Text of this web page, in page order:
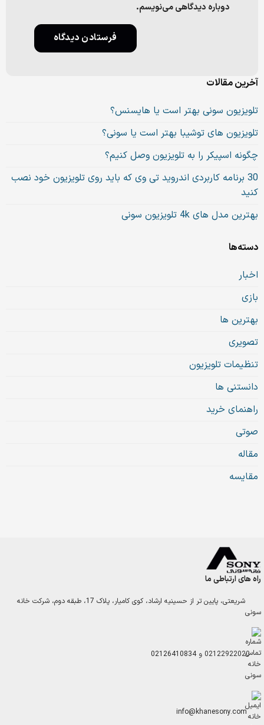
دوباره دیدگاهی می‌نویسم.
آخرین مقالات
تلویزیون سونی بهتر است یا هایسنس؟
تلویزیون های توشیبا بهتر است یا سونی؟
چگونه اسپیکر را به تلویزیون وصل کنیم؟
30 برنامه کاربردی اندروید تی وی که باید روی تلویزیون خود نصب
کنید
بهترین مدل های 4k تلویزیون سونی
دسته‌ها
اخبار
بازی
بهترین ها
تصویری
تنظیمات تلویزیون
دانستنی ها
راهنمای خرید
صوتی
مقاله
مقایسه
راه های ارتباطی ما
شریعتی، پایین تر از حسینیه ارشاد، کوی کامیار، پلاک 17، طبقه دوم، شرکت خانه
سونی
02122922020 و02126410834
info@khanesony.com